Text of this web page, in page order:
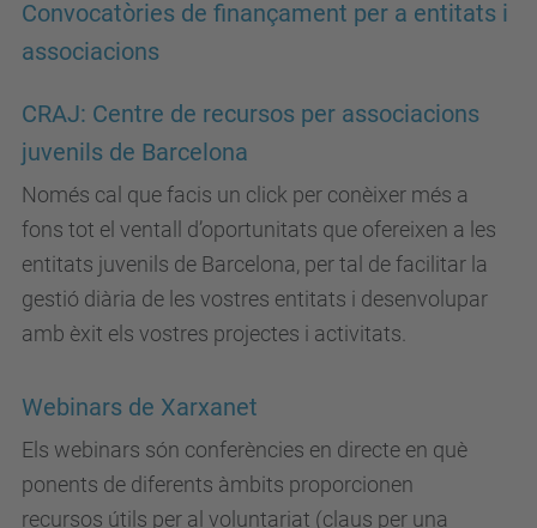
Convocatòries de finançament per a entitats i
associacions
CRAJ: Centre de recursos per associacions
juvenils de Barcelona
Només cal que facis un click per conèixer més a
fons tot el ventall d’oportunitats que ofereixen a les
entitats juvenils de Barcelona, per tal de facilitar la
gestió diària de les vostres entitats i desenvolupar
amb èxit els vostres projectes i activitats.
Webinars de Xarxanet
Els webinars són conferències en directe en què
ponents de diferents àmbits proporcionen
recursos útils per al voluntariat (claus per una